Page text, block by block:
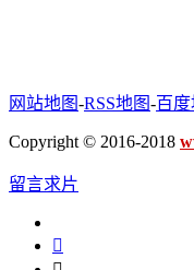
网站地图-RSS地图-百度
Copyright © 2016-2018
留言求片
